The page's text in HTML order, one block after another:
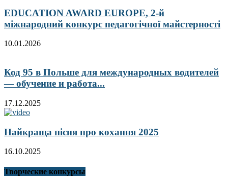
EDUCATION AWARD EUROPE, 2-й
міжнародний конкурс педагогічної майстерності
10.01.2026
Код 95 в Польше для международных водителей
— обучение и работа...
17.12.2025
Найкраща пісня про кохання 2025
16.10.2025
Творческие конкурсы